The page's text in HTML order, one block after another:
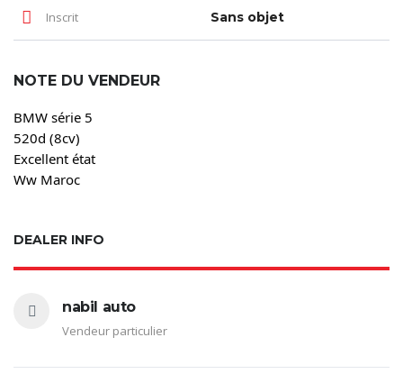
Inscrit Sans objet
NOTE DU VENDEUR
BMW série 5
520d (8cv)
Excellent état
Ww Maroc
DEALER INFO
nabil auto
Vendeur particulier